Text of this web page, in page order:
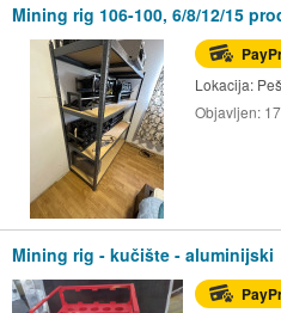
Mining rig 106-100, 6/8/12/15
Lokacija:
Objavljen:
Mining rig - kučište - aluminijski